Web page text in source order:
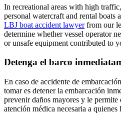
In recreational areas with high
personal watercraft and rental boats
LBJ boat accident lawyerfrom our
determine whether vessel operator
or unsafe equipment contributed to
Detenga el barco
En caso de accidente de
tomar es detener la embarcación
prevenir daños mayores y le
atención médica necesaria a quienes